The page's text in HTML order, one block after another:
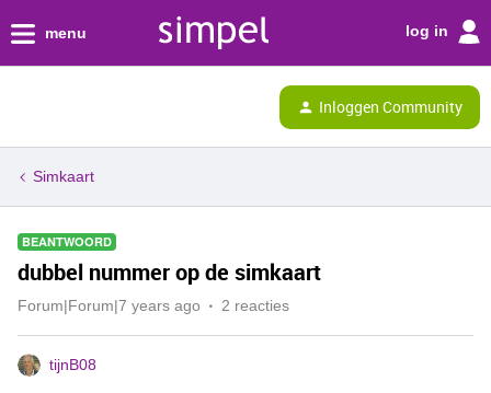
menu log in
Inloggen Community
Simkaart
BEANTWOORD
dubbel nummer op de simkaart
Forum|Forum|7 years ago 2 reacties
tijnB08